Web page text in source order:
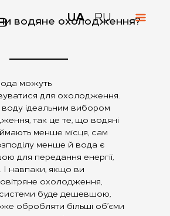
UA RU
водяне охолодження?
можуть
для охолодження.
ідеальним вибором
так це те, що водяні
менше місця, сам
менше й вода є
для передання енергії,
І навпаки, якщо ви
охолодження,
буде дешевшою,
обробляти більші об’єми